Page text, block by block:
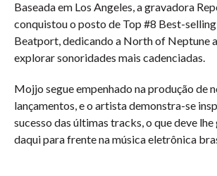
Baseada em Los Angeles, a gravadora
conquistou o posto de Top #8 Best-
Beatport, dedicando a North of Neptune
explorar sonoridades mais cadenciadas.
Mojjo segue empenhado na produção de
lançamentos, e o artista demonstra-se
sucesso das últimas tracks, o que deve
daqui para frente na música eletrônica